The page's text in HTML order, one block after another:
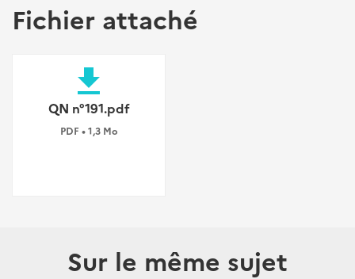
Fichier attaché
file_download
QN n°191.pdf
PDF • 1,3 Mo
Sur le même sujet